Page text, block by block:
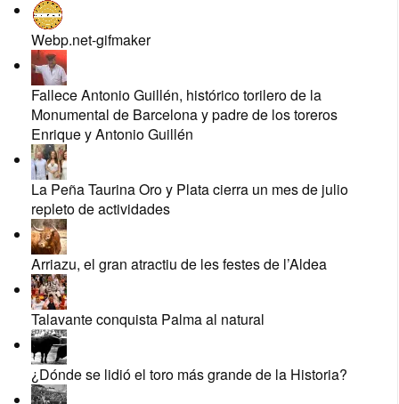
Webp.net-gifmaker
Fallece Antonio Guillén, histórico torilero de la
Monumental de Barcelona y padre de los toreros
Enrique y Antonio Guillén
La Peña Taurina Oro y Plata cierra un mes de julio
repleto de actividades
Arriazu, el gran atractiu de les festes de l’Aldea
Talavante conquista Palma al natural
¿Dónde se lidió el toro más grande de la Historia?